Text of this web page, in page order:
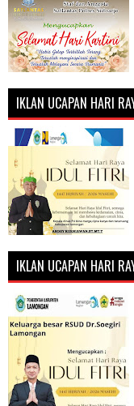
IKLAN UCAPAN HARI
IKLAN UCAPAN HARI